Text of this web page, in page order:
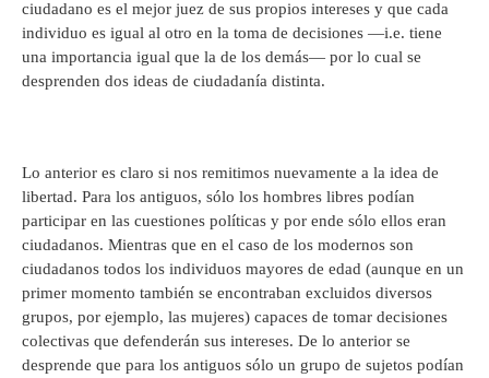
ciudadano es el mejor juez de sus propios intereses y que cada
individuo es igual al otro en la toma de decisiones —i.e. tiene
una importancia igual que la de los demás— por lo cual se
desprenden dos ideas de ciudadanía distinta.
Lo anterior es claro si nos remitimos nuevamente a la idea de
libertad. Para los antiguos, sólo los hombres libres podían
participar en las cuestiones políticas y por ende sólo ellos eran
ciudadanos. Mientras que en el caso de los modernos son
ciudadanos todos los individuos mayores de edad (aunque en un
primer momento también se encontraban excluidos diversos
grupos, por ejemplo, las mujeres) capaces de tomar decisiones
colectivas que defenderán sus intereses. De lo anterior se
desprende que para los antiguos sólo un grupo de sujetos podían